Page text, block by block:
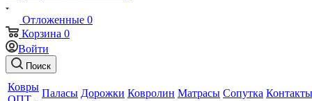
Отложенные 0
Корзина 0
Войти
Поиск
Ковры
Паласы Дорожки Ковролин Матрасы Сопутка Контакты